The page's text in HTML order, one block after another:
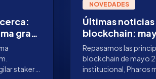
gran
stakers
NOVEDADES
Últimas noticias
blockchain:
Repasamos las
blockchain de mayo
institucional, Pharos